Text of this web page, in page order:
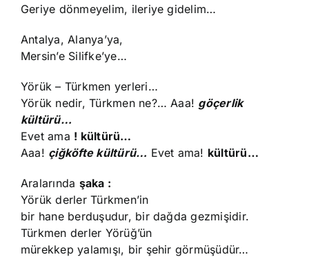
Geriye dönmeyelim, ileriye gidelim…
Antalya, Alanya’ya,
Mersin’e Silifke’ye…
Yörük – Türkmen yerleri…
Yörük nedir, Türkmen ne?… Aaa! göçerlik
kültürü…
Evet ama ! kültürü…
Aaa! çiğköfte kültürü… Evet ama! kültürü…
Aralarında şaka :
Yörük derler Türkmen’in
bir hane berduşudur, bir dağda gezmişidir.
Türkmen derler Yörüğ’ün
mürekkep yalamışı, bir şehir görmüşüdür…